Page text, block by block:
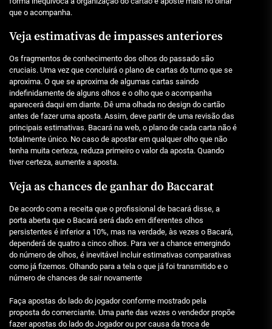
que o acompanha.
Veja estimativas de impasses anteriores
Os fragmentos de conhecimento dos olhos do passado são
cruciais. Uma vez que concluirá o plano de cartas do turno que se
aproxima. O que se aproxima de algumas cartas saindo
indefinidamente de alguns olhos e o olho que o acompanha
aparecerá daqui em diante. Dê uma olhada no design do cartão
antes de fazer uma aposta. Assim, deve partir de uma revisão das
principais estimativas. Bacará na web, o plano de cada carta não é
totalmente único. No caso de apostar em qualquer olho que não
tenha muita certeza, reduza primeiro o valor da aposta. Quando
tiver certeza, aumente a aposta.
Veja as chances de ganhar do Baccarat
De acordo com a receita que o profissional de bacará disse, a
porta aberta que o Bacará será dado em diferentes olhos
persistentes é inferior a 10%, mas na verdade, às vezes o Bacará,
dependerá de quatro a cinco olhos. Para ver a chance emergindo
do número de olhos, é inevitável incluir estimativas comparativas
como já fizemos. Olhando para a tela o que já foi transmitido e o
número de chances de sair novamente
Faça apostas do lado do jogador conforme mostrado pela
proposta do comerciante. Uma parte das vezes o vendedor propõe
fazer apostas do lado do Jogador ou por causa da troca de